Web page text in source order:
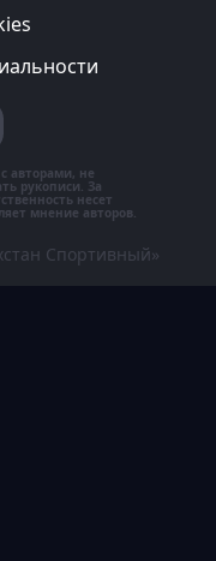
авторами, не
рукописи. За
несет
мнение авторов.
Спортивный»